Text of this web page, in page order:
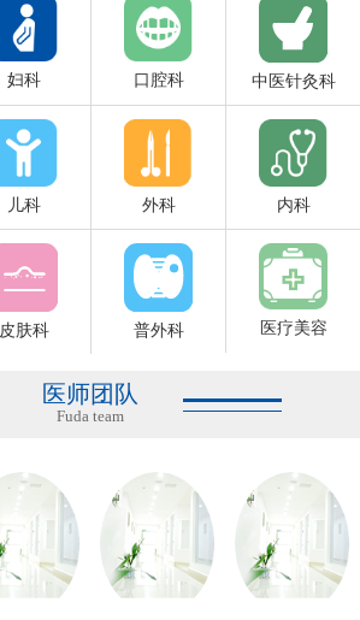
妇科 口腔科 中医针灸科
儿科 外科 内科
皮肤科 普外科 医疗美容
医师团队
Fuda team